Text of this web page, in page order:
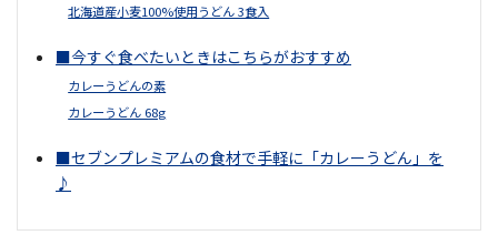
北海道産小麦100%使用うどん 3食入
■今すぐ食べたいときはこちらがおすすめ
カレーうどんの素
カレーうどん 68g
■セブンプレミアムの食材で手軽に「カレーうどん」を
♪